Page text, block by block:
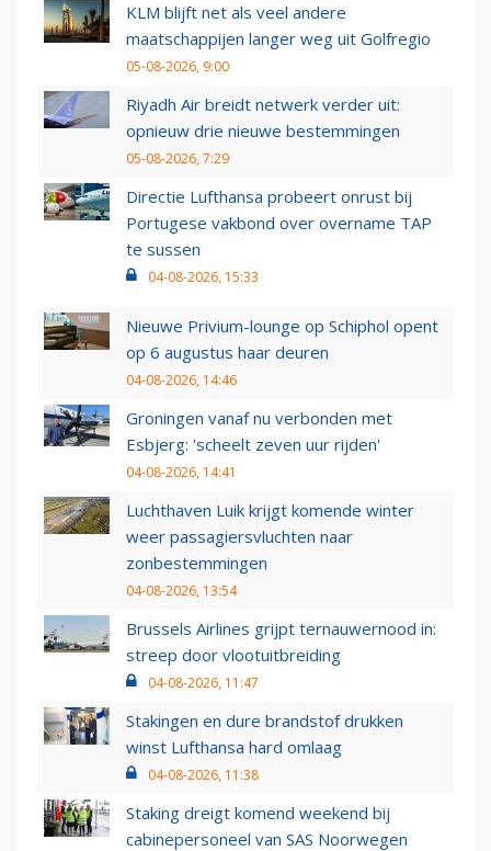
KLM blijft net als veel andere
maatschappijen langer weg uit Golfregio
05-08-2026, 9:00
Riyadh Air breidt netwerk verder uit:
opnieuw drie nieuwe bestemmingen
05-08-2026, 7:29
Directie Lufthansa probeert onrust bij
Portugese vakbond over overname TAP
te sussen
04-08-2026, 15:33
Nieuwe Privium-lounge op Schiphol opent
op 6 augustus haar deuren
04-08-2026, 14:46
Groningen vanaf nu verbonden met
Esbjerg: 'scheelt zeven uur rijden'
04-08-2026, 14:41
Luchthaven Luik krijgt komende winter
weer passagiersvluchten naar
zonbestemmingen
04-08-2026, 13:54
Brussels Airlines grijpt ternauwernood in:
streep door vlootuitbreiding
04-08-2026, 11:47
Stakingen en dure brandstof drukken
winst Lufthansa hard omlaag
04-08-2026, 11:38
Staking dreigt komend weekend bij
cabinepersoneel van SAS Noorwegen